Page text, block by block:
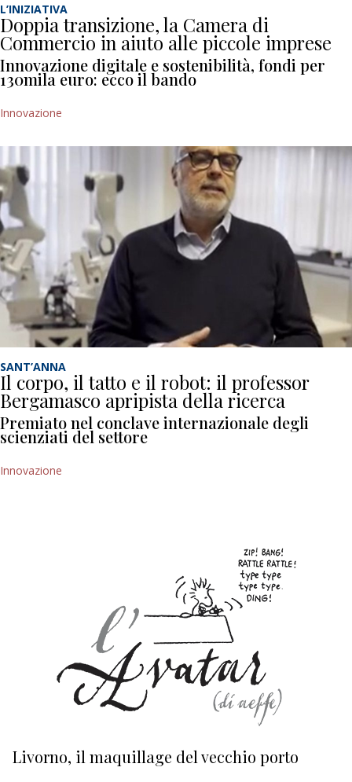
L’INIZIATIVA
Doppia transizione, la Camera di
Commercio in aiuto alle piccole imprese
Innovazione digitale e sostenibilità, fondi per
130mila euro: ecco il bando
Innovazione
SANT’ANNA
Il corpo, il tatto e il robot: il professor
Bergamasco apripista della ricerca
Premiato nel conclave internazionale degli
scienziati del settore
Innovazione
Livorno, il maquillage del vecchio porto